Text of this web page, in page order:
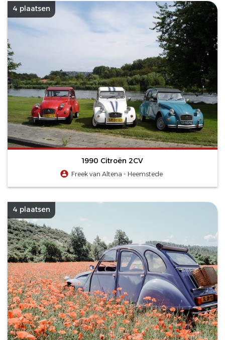
4 plaatsen
1990 Citroën 2CV
Freek van Altena - Heemstede
4 plaatsen